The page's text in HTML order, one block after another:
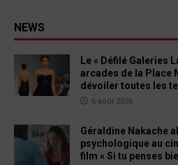
NEWS
Le « Défilé Galeries
arcades de la Place
dévoiler toutes les
6 août 2026
Géraldine Nakache
psychologique au
film « Si tu penses